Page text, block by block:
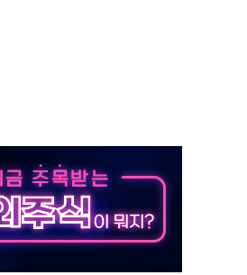
화
예고 총 63개
로 플레이한다